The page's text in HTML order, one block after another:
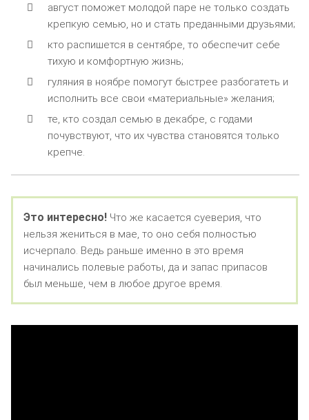
август поможет молодой паре не только создать
крепкую семью, но и стать преданными друзьями;
кто распишется в сентябре, то обеспечит себе
тихую и комфортную жизнь;
гуляния в ноябре помогут быстрее разбогатеть и
исполнить все свои «материальные» желания;
те, кто создал семью в декабре, с годами
почувствуют, что их чувства становятся только
крепче.
Это интересно! Что же касается суеверия, что
нельзя жениться в мае, то оно себя полностью
исчерпало. Ведь раньше именно в это время
начинались полевые работы, да и запас припасов
был меньше, чем в любое другое время.